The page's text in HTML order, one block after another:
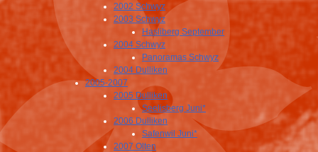
2002 Schwyz
2003 Schwyz
Hasliberg September
2004 Schwyz
Panoramas Schwyz
2004 Dulliken
2005-2007
2005 Dulliken
Seelisberg Juni*
2006 Dulliken
Safenwil Juni*
2007 Olten